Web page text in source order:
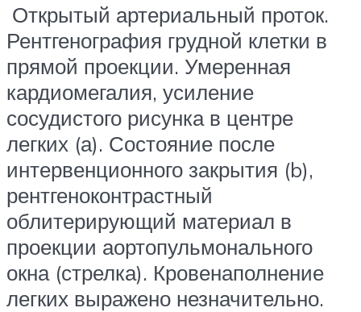
Открытый артериальный проток.
Рентгенография грудной клетки в
прямой проекции. Умеренная
кардиомегалия, усиление
сосудистого рисунка в центре
легких (а). Состояние после
интервенционного закрытия (b),
рентгеноконтрастный
облитерирующий материал в
проекции аортопульмонального
окна (стрелка). Кровенаполнение
легких выра­жено незначительно.